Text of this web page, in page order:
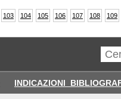
103 104 105 106 107 108 109